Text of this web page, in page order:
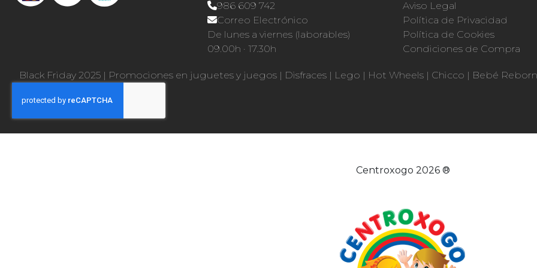
986 609 742
Correo Electrónico
De lunes a viernes (laborables)
09.00h · 17.30h
Aviso Legal
Política de Privacidad
Política de Cookies
Condiciones de Compra
Black Friday 2025 | Promociones en juguetes y juegos | Disfraces | Lego | Hot Wheels | Chicco | Bebé Reborn
Centroxogo 2026 ®